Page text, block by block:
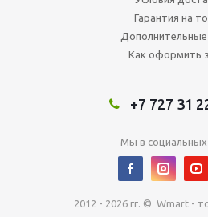
Гарантия на
Дополнительные
Как оформить
+7 727 31
Мы в социальных
2012 - 2026 гг. © Wmart -